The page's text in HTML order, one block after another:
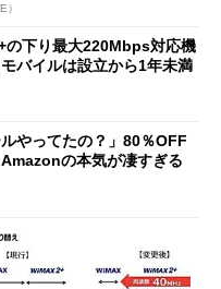
）
の下り最大220Mbps対応機
バイルは設立から1年未満
ルやってたの？」80％OFF
の本気が凄すぎる